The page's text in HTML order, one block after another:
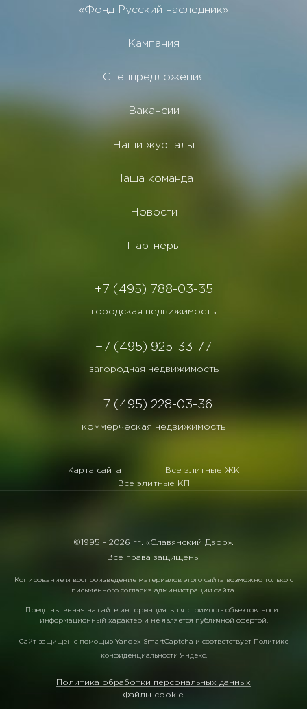
«Фонд Русский наследник»
Кампания
Спецпредложения
Вакансии
Наши журналы
Наша команда
Новости
Партнеры
+7 (495) 788-03-35
городская недвижимость
+7 (495) 925-33-77
загородная недвижимость
+7 (495) 228-03-36
коммерческая недвижимость
Карта сайта
Все элитные ЖК
Все элитные КП
©1995 - 2026 гг. «Славянский Двор».
Все права защищены
Копирование и воспроизведение материалов этого сайта возможно только с
письменного согласия администрации сайта.
Представленная на сайте информация, в т.ч. стоимость объектов, носит
информационный характер и не является публичной офертой.
Сайт защищен с помощью Yandex SmartCaptcha и соответствует Политике
конфиденциальности Яндекс.
Политика обработки персональных данных
Файлы cookie